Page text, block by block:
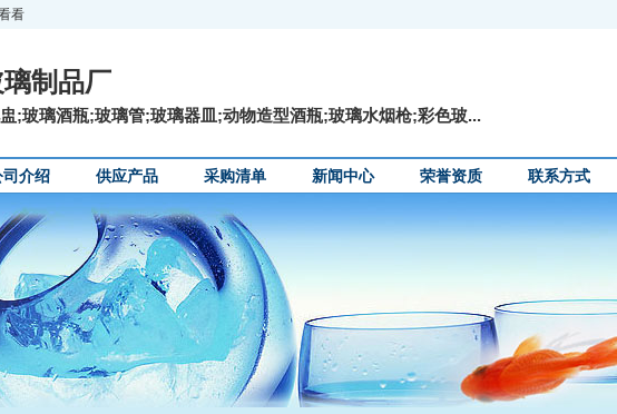
看
制品厂
;玻璃酒瓶;玻璃管;玻璃器皿;动物造型酒瓶;玻璃水烟枪;彩色玻...
司介绍 供应产品 采购清单 新闻中心 荣誉资质 联系方式